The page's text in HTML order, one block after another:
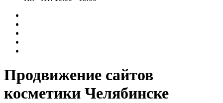
Продвижение сайтов
косметики Челябинске